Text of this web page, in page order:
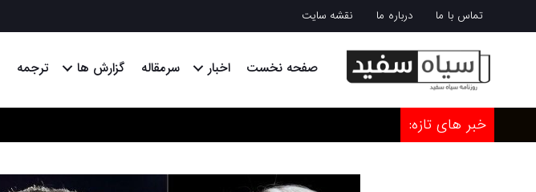
تماس با ما درباره ما نقشه سایت
صفحه نخست اخبار سرمقاله گزارش ها ترجمه
خبر های تازه: